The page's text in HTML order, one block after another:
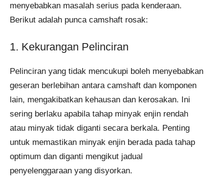
menyebabkan masalah serius pada kenderaan.
Berikut adalah punca camshaft rosak:
1. Kekurangan Pelinciran
Pelinciran yang tidak mencukupi boleh menyebabkan
geseran berlebihan antara camshaft dan komponen
lain, mengakibatkan kehausan dan kerosakan. Ini
sering berlaku apabila tahap minyak enjin rendah
atau minyak tidak diganti secara berkala. Penting
untuk memastikan minyak enjin berada pada tahap
optimum dan diganti mengikut jadual
penyelenggaraan yang disyorkan.